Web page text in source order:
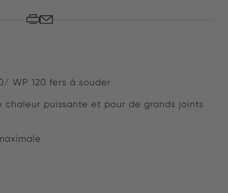
WP 120 fers à souder
chaleur puissante et pour de grands joints